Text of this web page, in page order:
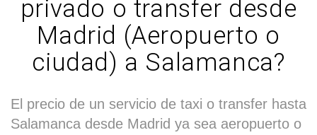
privado o transfer desde
Madrid (Aeropuerto o
ciudad) a Salamanca?
El precio de un servicio de taxi o transfer hasta
Salamanca desde Madrid ya sea aeropuerto o